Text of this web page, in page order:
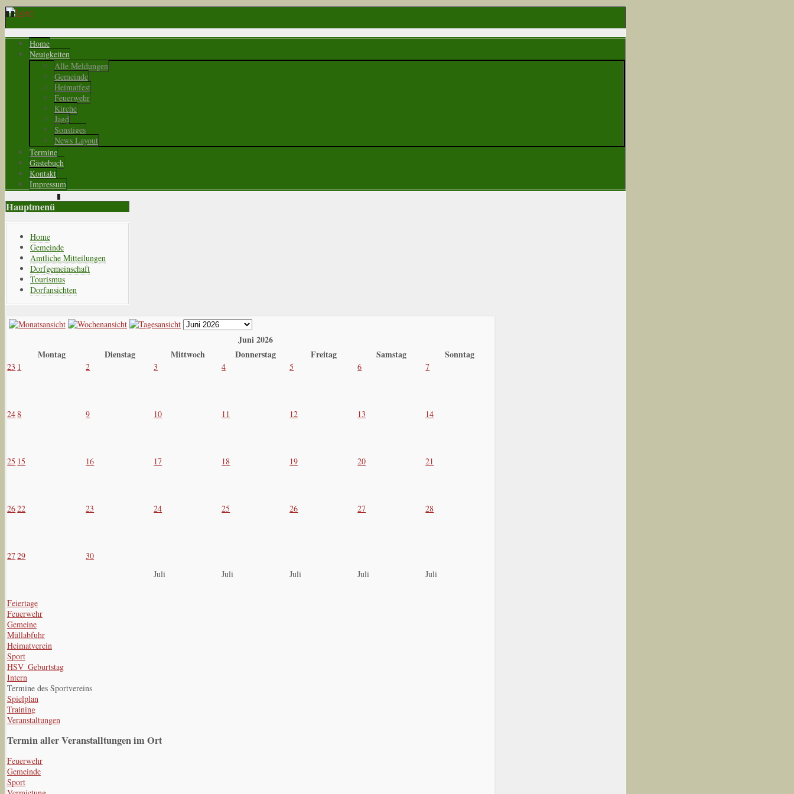
Home
Neuigkeiten
Alle Meldungen
Gemeinde
Heimatfest
Feuerwehr
Kirche
Jagd
Sonstiges
News Layout
Termine
Gästebuch
Kontakt
Impressum
Hauptmenü
Home
Gemeinde
Amtliche Mitteilungen
Dorfgemeinschaft
Tourismus
Dorfansichten
Juni 2026
Montag
Dienstag Mittwoch Donnerstag Freitag Samstag Sonntag
23 1 2 3 4 5 6 7
248 9 10 11 12 13 14
25 15 16 17 18 19 20 21
2622 23 24 25 26 27 28
2729
30
Juli
Juli Juli Juli Juli
Feiertage
Feuerwehr
Gemeine
Müllabfuhr
Heimatverein
Sport
HSV_Geburtstag
Intern
Termine des Sportvereins
Spielplan
Training
Veranstaltungen
Termin aller Veranstalltungen im Ort
Feuerwehr
Gemeinde
Sport